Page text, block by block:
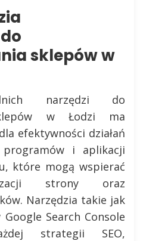
sklepów w
narzędzi do
w Łodzi ma
efektywności działań
programów i aplikacji
które mogą wspierać
strony oraz
Narzędzia takie jak
Search Console
strategii SEO,